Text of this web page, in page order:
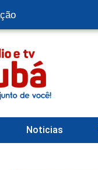
Noticias